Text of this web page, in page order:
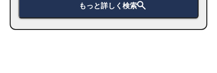
もっと詳しく検索